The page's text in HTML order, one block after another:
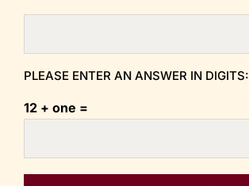
PLEASE ENTER AN ANSWER IN DIGITS:
12 + one =